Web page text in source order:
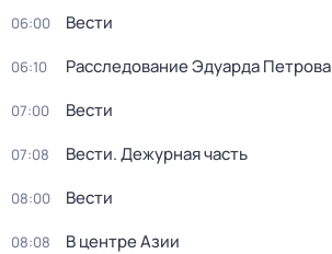
06:00 Вести
06:10 Расследование Эдуарда Петрова
07:00 Вести
07:08 Вести. Дежурная часть
08:00 Вести
08:08 В центре Азии